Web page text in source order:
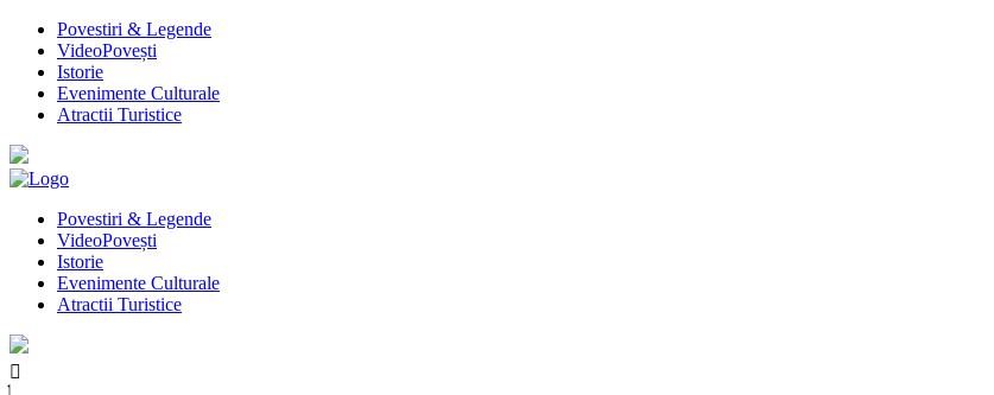
Povestiri & Legende
VideoPovești
Istorie
Evenimente Culturale
Atractii Turistice
Povestiri & Legende
VideoPovești
Istorie
Evenimente Culturale
Atractii Turistice